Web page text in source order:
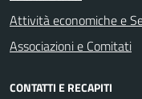
Attività economiche e
Associazioni e Comitati
CONTATTI E RECAPITI